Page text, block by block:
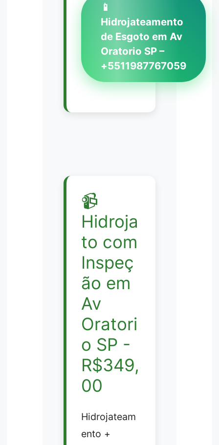
📱
Hidrojateamento
de Esgoto em Av
Oratorio SP –
+5511987767059
📹
Hidroja
to com
Inspeç
ão em
Av
Oratori
o SP -
R$349,
00
Hidrojateam
ento +